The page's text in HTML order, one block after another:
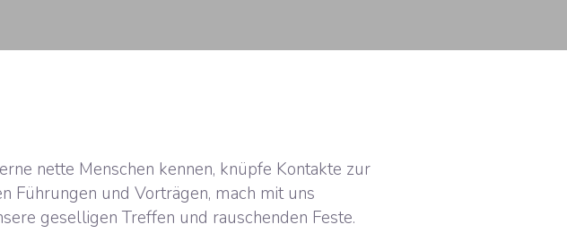
nette Menschen kennen, knüpfe Kontakte zur
Führungen und Vorträgen, mach mit uns
geselligen Treffen und rauschenden Feste.